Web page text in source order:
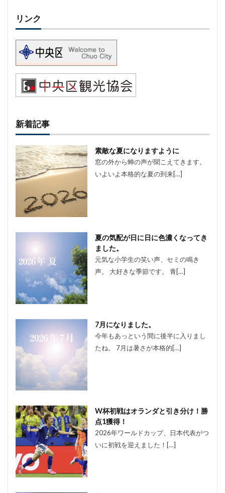
リンク
新着記事
素敵な夏になりますように
窓の外から蝉の声が聞こえてきます。
いよいよ本格的な夏の到来[…]
夏の気配が日に日に色濃くなってき
ました。
元気な小学生の笑い声、セミの鳴き
声。 大好きな季節です。 青[…]
7月になりました。
今年もあっという間に後半に入りまし
たね。 7月は暑さが本格的[…]
W杯初戦はオランダと引き分け！勝
点1獲得！
2026年ワールドカップ、日本代表がつ
いに初戦を迎えました！[…]